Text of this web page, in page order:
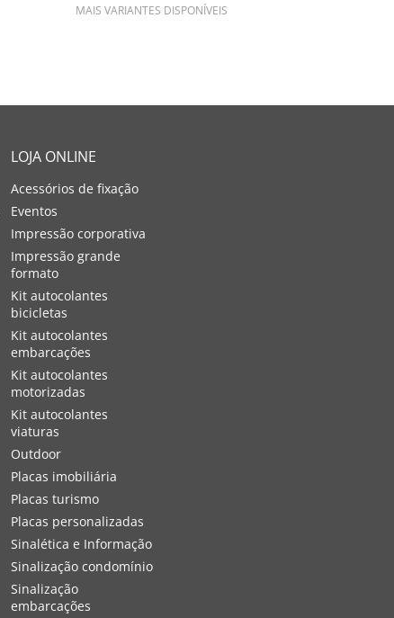
MAIS VARIANTES DISPONÍVEIS
LOJA ONLINE
Acessórios de fixação
Eventos
Impressão corporativa
Impressão grande
formato
Kit autocolantes
bicicletas
Kit autocolantes
embarcações
Kit autocolantes
motorizadas
Kit autocolantes
viaturas
Outdoor
Placas imobiliária
Placas turismo
Placas personalizadas
Sinalética e Informação
Sinalização condomínio
Sinalização
embarcações